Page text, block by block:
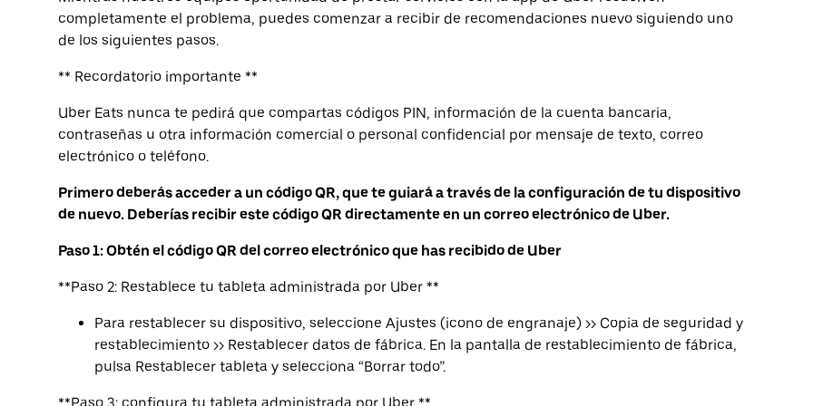
completamente el problema, puedes comenzar a recibir de recomendaciones nuevo siguiendo uno
de los siguientes pasos.
** Recordatorio importante **
Uber Eats nunca te pedirá que compartas códigos PIN, información de la cuenta bancaria,
contraseñas u otra información comercial o personal confidencial por mensaje de texto, correo
electrónico o teléfono.
Primero deberás acceder a un código QR, que te guiará a través de la configuración de tu dispositivo
de nuevo. Deberías recibir este código QR directamente en un correo electrónico de Uber.
Paso 1: Obtén el código QR del correo electrónico que has recibido de Uber
**Paso 2: Restablece tu tableta administrada por Uber **
Para restablecer su dispositivo, seleccione Ajustes (icono de engranaje) >> Copia de seguridad y
restablecimiento >> Restablecer datos de fábrica. En la pantalla de restablecimiento de fábrica,
pulsa Restablecer tableta y selecciona “Borrar todo”.